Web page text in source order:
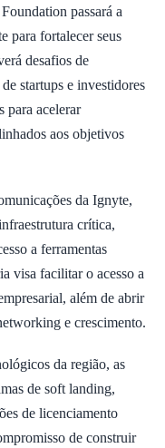
passará a
para fortalecer seus
desafios de
startups e investidores
para acelerar
aos objetivos
da Ignyte,
crítica,
a ferramentas
visa facilitar o acesso a
além de abrir
e crescimento.
da região, as
de soft landing,
de licenciamento
de construir